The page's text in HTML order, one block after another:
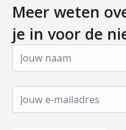
Meer weten
je in voor de